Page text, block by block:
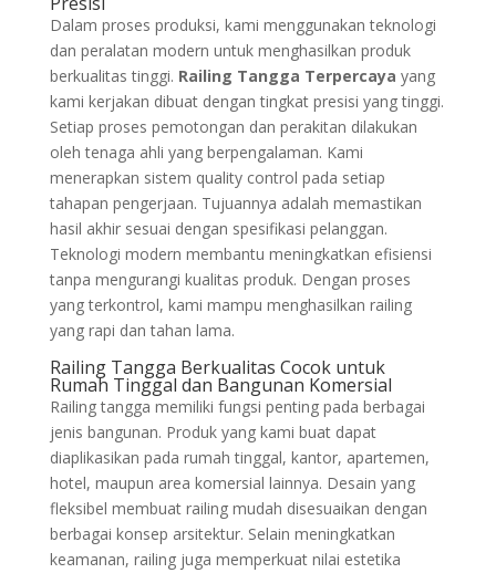
Dalam proses produksi, kami menggunakan teknologi
dan peralatan modern untuk menghasilkan produk
berkualitas tinggi. Railing Tangga Terpercaya yang
kami kerjakan dibuat dengan tingkat presisi yang tinggi.
Setiap proses pemotongan dan perakitan dilakukan
oleh tenaga ahli yang berpengalaman. Kami
menerapkan sistem quality control pada setiap
tahapan pengerjaan. Tujuannya adalah memastikan
hasil akhir sesuai dengan spesifikasi pelanggan.
Teknologi modern membantu meningkatkan efisiensi
tanpa mengurangi kualitas produk. Dengan proses
yang terkontrol, kami mampu menghasilkan railing
yang rapi dan tahan lama.
Railing Tangga Berkualitas Cocok untuk
Rumah Tinggal dan Bangunan Komersial
Railing tangga memiliki fungsi penting pada berbagai
jenis bangunan. Produk yang kami buat dapat
diaplikasikan pada rumah tinggal, kantor, apartemen,
hotel, maupun area komersial lainnya. Desain yang
fleksibel membuat railing mudah disesuaikan dengan
berbagai konsep arsitektur. Selain meningkatkan
keamanan, railing juga memperkuat nilai estetika